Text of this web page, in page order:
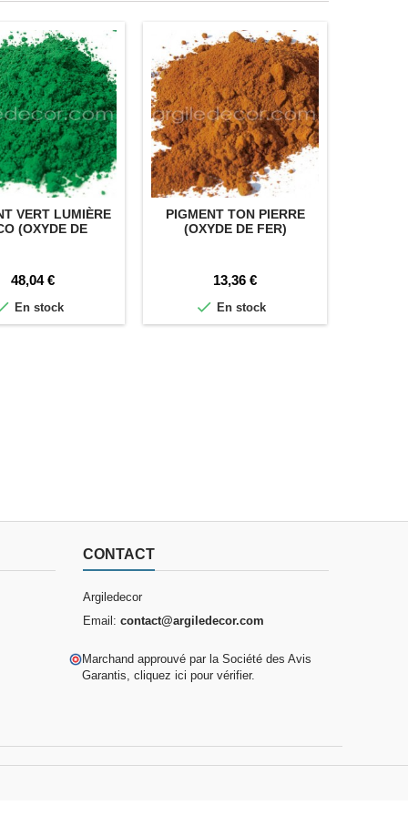
VERT LUMIÈRE
(OXYDE DE
Prix
48,04 €
En stock
PIGMENT TON PIERRE
(OXYDE DE FER)
Prix
13,36 €
 En stock
CONTACT
Argiledecor
Email: contact@argiledecor.com
Marchand approuvé par la Société des Avis
Garantis, cliquez ici pour vérifier.